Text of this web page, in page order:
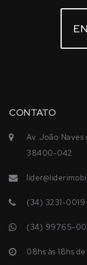
CONTATO
Av. João
38400-042
(34) 3231-0019
(34) 99765-
08hs às 18hs